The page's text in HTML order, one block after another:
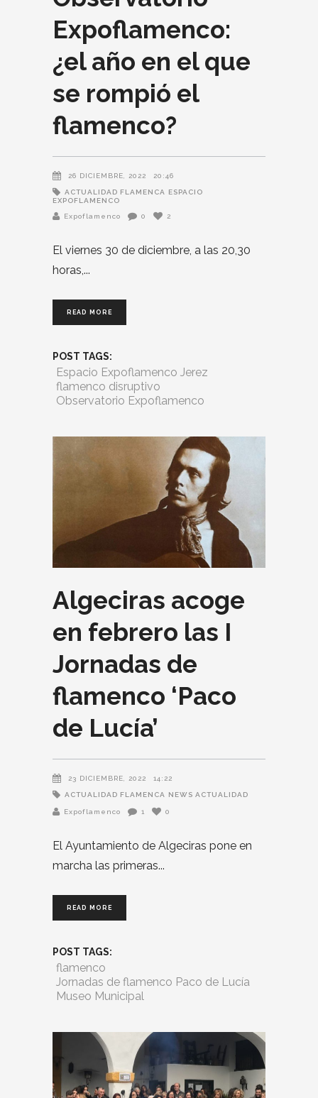
Expoflamenco:
¿el año en el que
se rompió el
flamenco?
26 DICIEMBRE, 2022 20:46
ACTUALIDAD FLAMENCA ESPACIO
EXPOFLAMENCO
Expoflamenco
0 2
El viernes 30 de diciembre, a las 20,30
horas,
READ MORE
POST TAGS:
Espacio Expoflamenco Jerez
flamenco disruptivo
Observatorio Expoflamenco
Algeciras acoge
en febrero las I
Jornadas de
flamenco ‘Paco
de Lucía’
23 DICIEMBRE, 2022 14:22
ACTUALIDAD FLAMENCA NEWS ACTUALIDAD
Expoflamenco 1 0
El Ayuntamiento de Algeciras pone en
marcha las primeras
READ MORE
POST TAGS:
flamenco
Jornadas de flamenco Paco de Lucía
Museo Municipal